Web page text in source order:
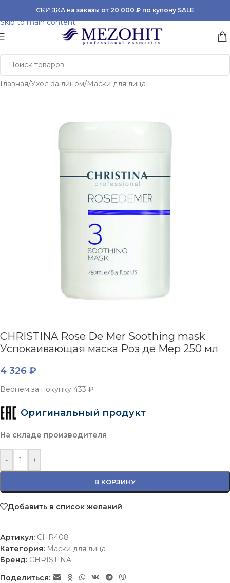
Skip to navigation
Skip to main content
СКИДКА на заказы от 20 000 ₽ по купону SALE
Главная/Уход за лицом/Маски для лица
CHRISTINA Rose De Mer Soothing mask
Успокаивающая маска Роз де Мер 250 мл
4 326 ₽
Вернем за покупку 433 ₽
Оригинальный продукт
На складе производителя
- +
В КОРЗИНУ
Добавить в список желаний
Артикул: CHR408
Категория: Маски для лица
Бренд: CHRISTINA
Поделиться: